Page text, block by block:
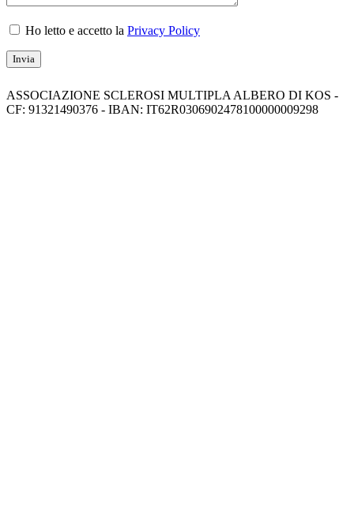
Ho letto e accetto la Privacy Policy
ASSOCIAZIONE SCLEROSI MULTIPLA ALBERO DI KOS -
CF: 91321490376 - IBAN: IT62R0306902478100000009298